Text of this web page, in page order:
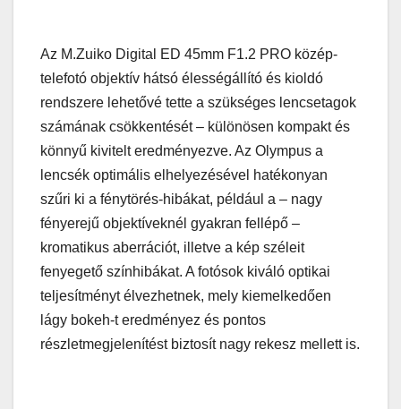
Az M.Zuiko Digital ED 45mm F1.2 PRO közép-
telefotó objektív hátsó élességállító és kioldó
rendszere lehetővé tette a szükséges lencsetagok
számának csökkentését – különösen kompakt és
könnyű kivitelt eredményezve. Az Olympus a
lencsék optimális elhelyezésével hatékonyan
szűri ki a fénytörés-hibákat, például a – nagy
fényerejű objektíveknél gyakran fellépő –
kromatikus aberrációt, illetve a kép széleit
fenyegető színhibákat. A fotósok kiváló optikai
teljesítményt élvezhetnek, mely kiemelkedően
lágy bokeh-t eredményez és pontos
részletmegjelenítést biztosít nagy rekesz mellett is.